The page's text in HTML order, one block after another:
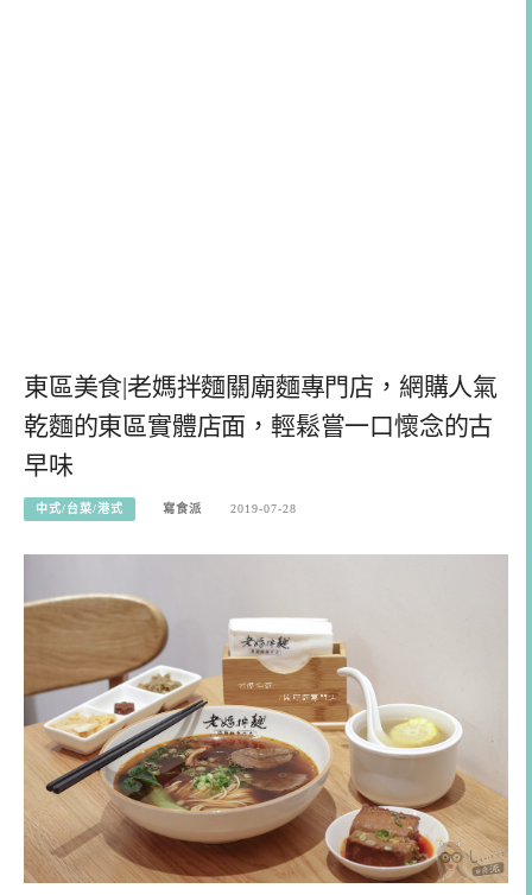
東區美食|老媽拌麵關廟麵專門店，網購人氣
乾麵的東區實體店面，輕鬆嘗一口懷念的古
早味
中式/台菜/港式 寫食派 2019-07-28